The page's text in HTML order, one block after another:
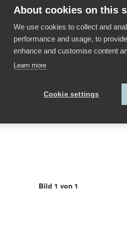
Bild 1 von 1
About cookies on this
We use cookies to collect and
performance and usage, to
enhance and customise content
Learn more
Cookie settings